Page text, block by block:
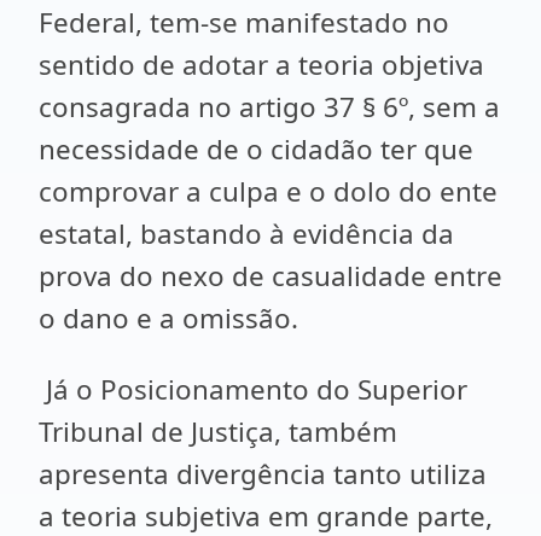
Federal, tem-se manifestado no
sentido de adotar a teoria objetiva
consagrada no artigo 37 § 6º, sem a
necessidade de o cidadão ter que
comprovar a culpa e o dolo do ente
estatal, bastando à evidência da
prova do nexo de casualidade entre
o dano e a omissão.
Já o Posicionamento do Superior
Tribunal de Justiça, também
apresenta divergência tanto utiliza
a teoria subjetiva em grande parte,